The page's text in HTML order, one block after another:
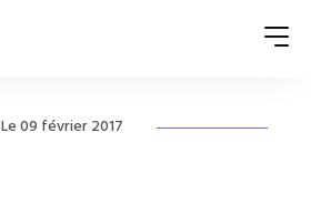
Le 09 février 2017